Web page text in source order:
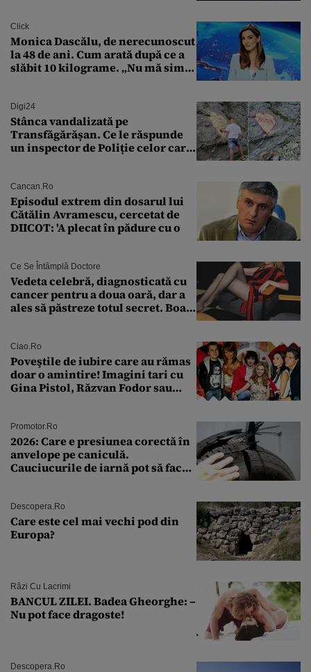
Click
Monica Dascălu, de nerecunoscut
la 48 de ani. Cum arată după ce a
slăbit 10 kilograme. „Nu mă simt
Digi24
Stânca vandalizată pe
Transfăgărășan. Ce le răspunde
un inspector de Poliție celor care
Cancan.ro
Episodul extrem din dosarul lui
Cătălin Avramescu, cercetat de
DIICOT: 'A plecat în pădure cu o
Ce Se Întâmplă Doctore
Vedeta celebră, diagnosticată cu
cancer pentru a doua oară, dar a
ales să păstreze totul secret. Boala
Ciao.ro
Poveştile de iubire care au rămas
doar o amintire! Imagini tari cu
Gina Pistol, Răzvan Fodor sau
Promotor.ro
2026: Care e presiunea corectă în
anvelope pe caniculă.
Cauciucurile de iarnă pot să facă
Descopera.ro
Care este cel mai vechi pod din
Europa?
Râzi Cu Lacrimi
BANCUL ZILEI. Badea Gheorghe: –
Nu pot face dragoste!
Descopera.ro